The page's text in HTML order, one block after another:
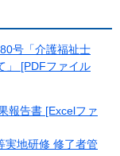
号「介護福祉士
」 [PDFファイル
報告書 [Excelファ
実地研修 修了者管